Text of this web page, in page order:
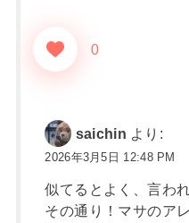
0
saichin より:
2026年3月5日 12:48 PM
似てるとよく、言わ
その通り！マサのア